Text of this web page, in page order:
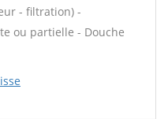
- filtration) -
ou partielle - Douche